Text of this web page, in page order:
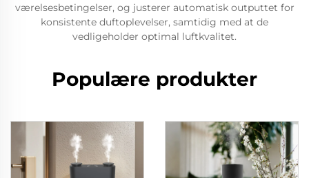
værelsesbetingelser, og justerer automatisk outputtet for
konsistente duftoplevelser, samtidig med at de
vedligeholder optimal luftkvalitet.
Populære produkter